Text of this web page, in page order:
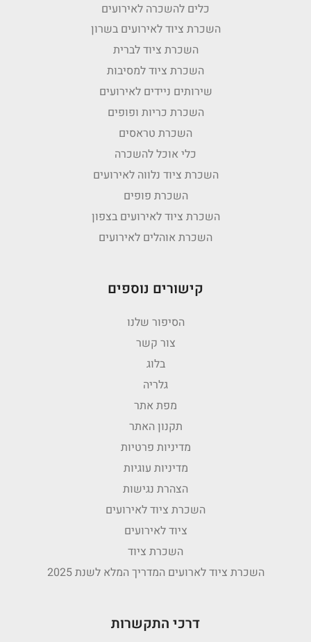
כלים להשכרה לאירועים
השכרת ציוד לאירועים בשרון
השכרת ציוד לברית
השכרת ציוד למסיבות
שירותים ניידים לאירועים
השכרת כריות ופופים
השכרת טראסים
כלי אוכל להשכרה
השכרת ציוד נלווה לאירועים
השכרת פופים
השכרת ציוד לאירועים בצפון
השכרת אוהלים לאירועים
קישורים נוספים
הסיפור שלנו
צור קשר
בלוג
גלריה
מפת אתר
תקנון האתר
מדיניות פרטיות
מדיניות עוגיות
הצהרת נגישות
השכרת ציוד לאירועים
ציוד לאירועים
השכרת ציוד
השכרת ציוד לארועים המדריך המלא לשנת 2025
דרכי התקשרות